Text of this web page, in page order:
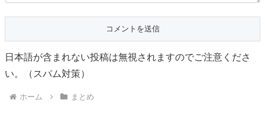
日本語が含まれない投稿は無視されますのでご注意くださ
い。（スパム対策）
ホーム まとめ